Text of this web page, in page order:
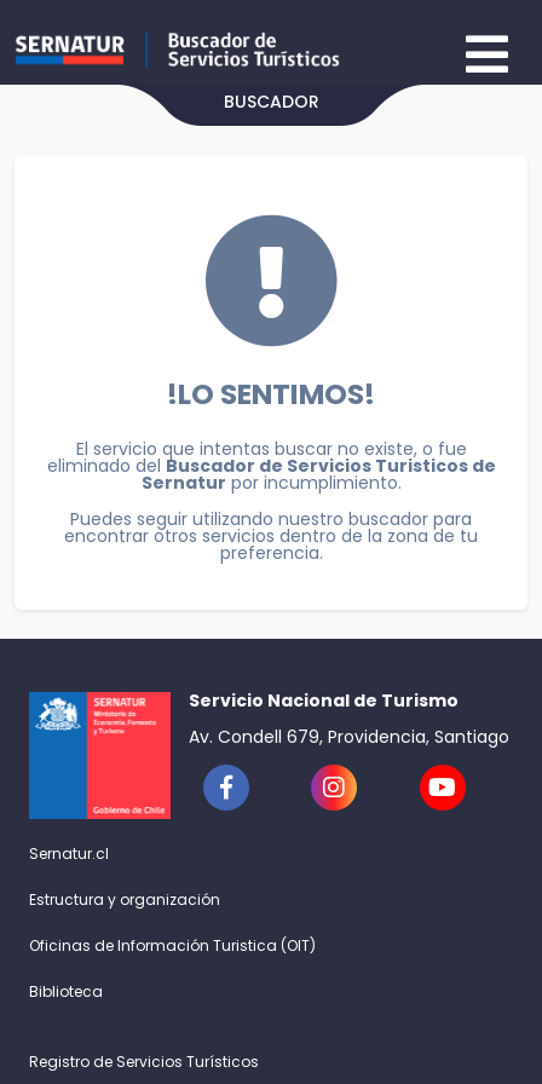
BUSCADOR
!LO SENTIMOS!
El servicio que intentas buscar no existe, o fue
eliminado del Buscador de Servicios Turisticos de
Sernatur por incumplimiento.
Puedes seguir utilizando nuestro buscador para
encontrar otros servicios dentro de la zona de tu
preferencia.
Servicio Nacional de Turismo
Av. Condell 679, Providencia, Santiago
Sernatur.cl
Estructura y organización
Oficinas de Información Turistica (OIT)
Biblioteca
Registro de Servicios Turísticos